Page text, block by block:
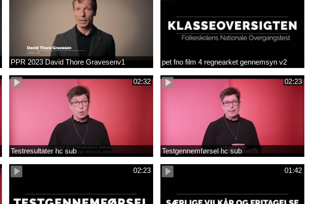
PPR 2023 David Thore Gravesenv1 pet fno film 4 regnearket gennemsyn v2
02:32
Testresultater hc sub
02:23
Testgennemførsel hc sub
02:23 01:42